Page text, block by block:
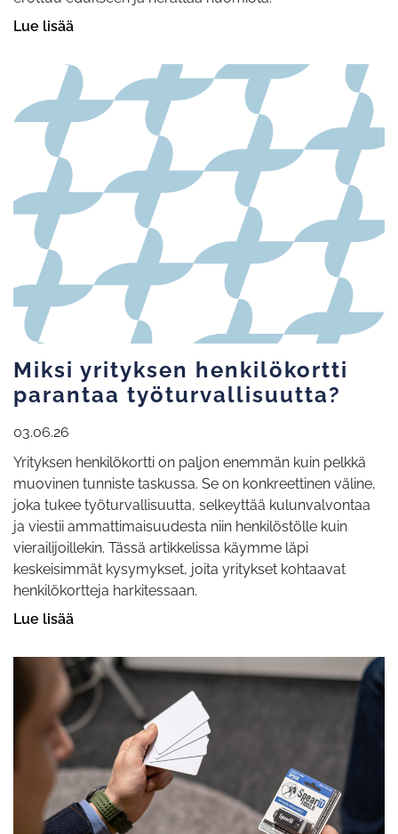
Lue lisää
Miksi yrityksen henkilökortti
parantaa työturvallisuutta?
03.06.26
Yrityksen henkilökortti on paljon enemmän kuin pelkkä
muovinen tunniste taskussa. Se on konkreettinen väline,
joka tukee työturvallisuutta, selkeyttää kulunvalvontaa
ja viestii ammattimaisuudesta niin henkilöstölle kuin
vierailijoillekin. Tässä artikkelissa käymme läpi
keskeisimmät kysymykset, joita yritykset kohtaavat
henkilökortteja harkitessaan.
Lue lisää